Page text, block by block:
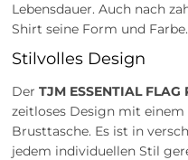
Lebensdauer. Auch nach
Shirt seine Form und Farbe.
Stilvolles Design
DerTJM ESSENTIAL FLAG
zeitloses Design mit
Brusttasche. Es ist in
jedem individuellen Stil